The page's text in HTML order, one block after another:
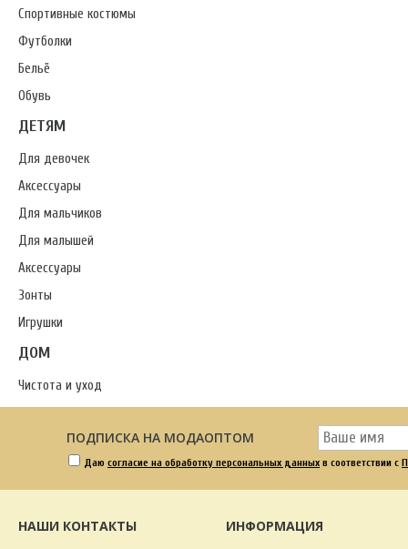
Спортивные костюмы
Футболки
Бельё
Обувь
ДЕТЯМ
Для девочек
Аксессуары
Для мальчиков
Для малышей
Аксессуары
Зонты
Игрушки
ДОМ
Чистота и уход
ПОДПИСКА НА МОДАОПТОМ
Даю согласие на обработку персональных данных в соответствии с
НАШИ КОНТАКТЫ ИНФОРМАЦИЯ